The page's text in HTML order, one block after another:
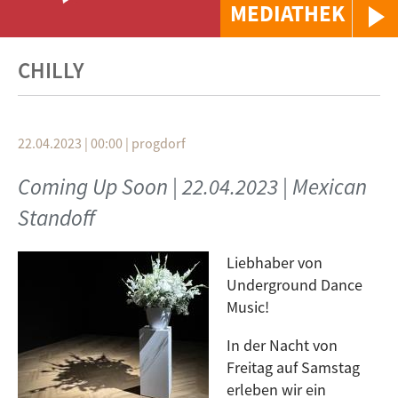
MEDIATHEK
CHILLY
22.04.2023 | 00:00 | progdorf
Coming Up Soon | 22.04.2023 | Mexican
Standoff
Liebhaber von
Underground Dance
Music!
In der Nacht von
Freitag auf Samstag
erleben wir ein